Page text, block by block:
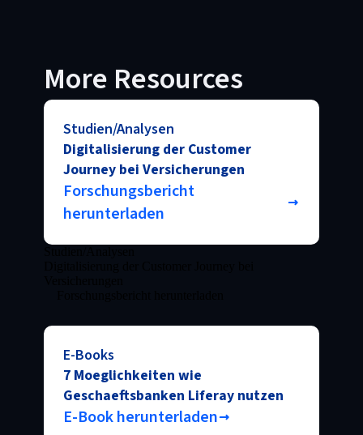
More Resources
Studien/Analysen
Digitalisierung der Customer
Journey bei Versicherungen
Forschungsbericht
herunterladen
E-Books
7 Moeglichkeiten wie
Geschaeftsbanken Liferay nutzen
E-Book herunterladen